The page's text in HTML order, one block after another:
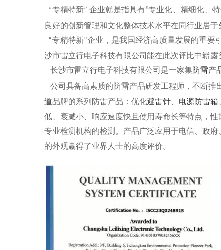
“专精特新”企业就是指具有“专业化、精细化、
良好的创新管理和文化整体技术水平在同行业居
“专精特新”企业，是我国经济高质量发展的重要
沙市雷立行电子科技有限公司能在此次评比中崭
长沙市雷立行电子科技有限公司是一家集防雷产
公司具备高素质的防雷产品研发工程师，不断推
道品牌的系列防雷产品：优化避雷针 电源防雷箱
低、衰减小、响应速度快且使用寿命长等特点，
专业检测机构的检测。产品广泛应用于电信、政
的外观赢得了业界人士的高度评价。